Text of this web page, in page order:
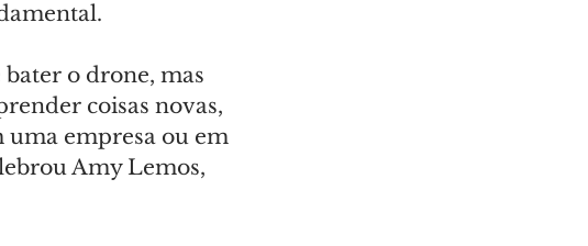
o drone, mas
coisas novas,
uma empresa ou em
Amy Lemos,